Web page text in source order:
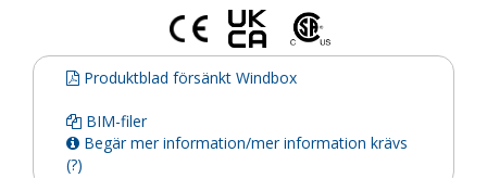
Produktblad försänkt Windbox
BIM-filer
Begär mer information/mer information krävs
(?)